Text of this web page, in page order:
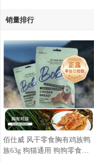
销量排行
佰仕威 风干零食胸有鸡族鸭
族63g 狗猫通用 狗狗零食洁